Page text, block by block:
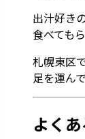
出汁好き
食べても
札幌東区
足を運ん
よくあ